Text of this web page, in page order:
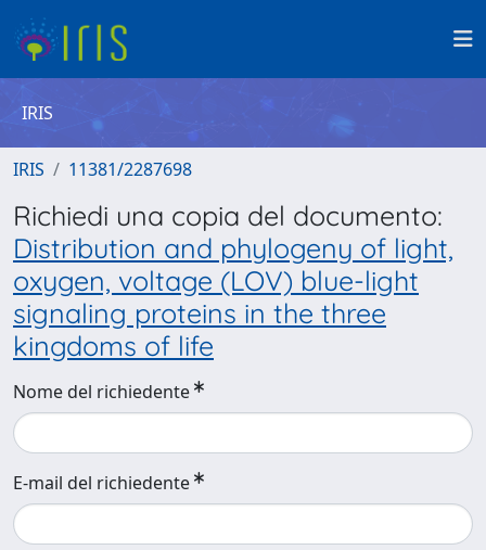
IRIS
IRIS 11381/2287698
Richiedi una copia del documento:
Distribution and phylogeny of light,
oxygen, voltage (LOV) blue-light
signaling proteins in the three
kingdoms of life
Nome del richiedente
E-mail del richiedente